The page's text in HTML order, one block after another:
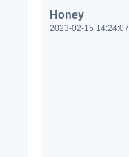
Honey
2023-02-15 14:24:07